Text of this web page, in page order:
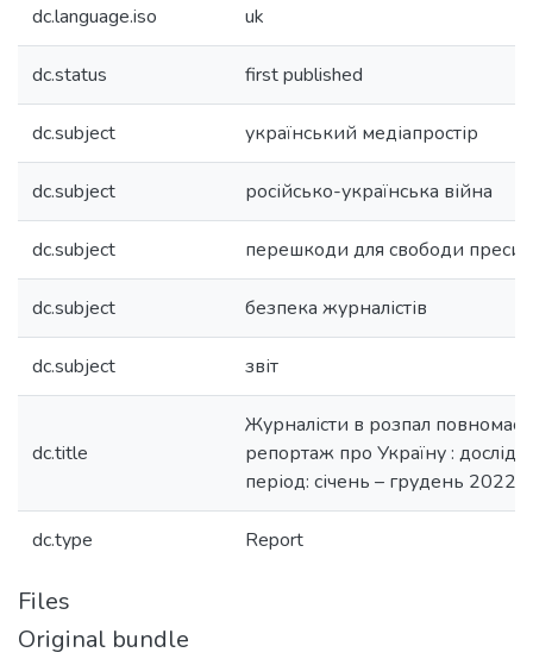
dc.language.iso uk
dc.status first published
dc.subject український медіапростір
dc.subject російсько-українська війна
dc.subject перешкоди для свободи преси
dc.subject безпека журналістів
dc.subject звіт
dc.title
Журналісти в розпал
репортаж про Україну :
період: січень – грудень 2022
dc.type Report
Files
Original bundle